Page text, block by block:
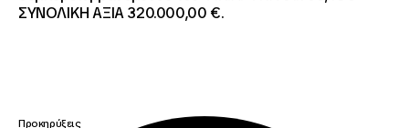
ΣΥΝΟΛΙΚΗ ΑΞΙΑ 320.000,00 €.
Προκηρύξεις